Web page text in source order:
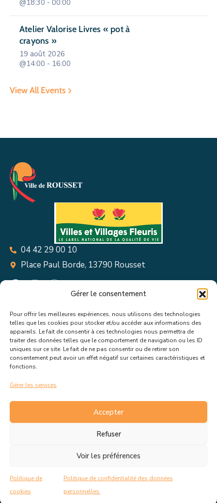
Gérer le consentement
Pour offrir les meilleures expériences, nous utilisons des technologies
telles que les cookies pour stocker et/ou accéder aux informations des
appareils. Le fait de consentir à ces technologies nous permettra de
traiter des données telles que le comportement de navigation ou les ID
uniques sur ce site. Le fait de ne pas consentir ou de retirer son
consentement peut avoir un effet négatif sur certaines caractéristiques et
fonctions.
Gérer les services
Accepter
Refuser
Voir les préférences
Politique de
cookies
Politique de confidentialité des données
personnelles
@18:30 - 00:00
Atelier Valorise Livres « pot à
crayons »
19 août 2026
@14:00 - 16:00
View All Events
04 42 29 00 10
Place Paul Borde, 13790 Rousset
Suivez toutes les informations &
actualités de votre ville !
mairie de Rousset. En savoir plus sur la gestion de mes
Politique de confidentialité
Mentions Légales